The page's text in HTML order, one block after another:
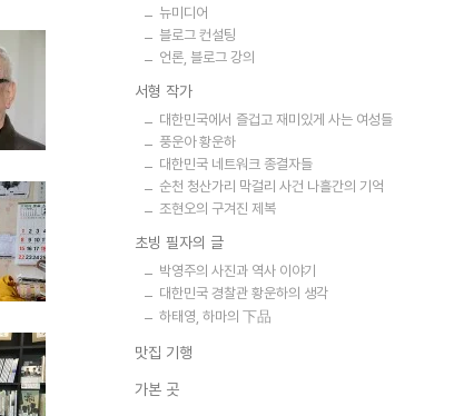
뉴미디어
블로그 컨설팅
언론, 블로그 강의
서형 작가
대한민국에서 즐겁고 재미있게 사는 여성들
풍운아 황운하
대한민국 네트워크 종결자들
순천 청산가리 막걸리 사건 나흘간의 기억
조현오의 구겨진 제복
초빙 필자의 글
박영주의 사진과 역사 이야기
대한민국 경찰관 황운하의 생각
하태영, 하마의 下品
맛집 기행
가본 곳